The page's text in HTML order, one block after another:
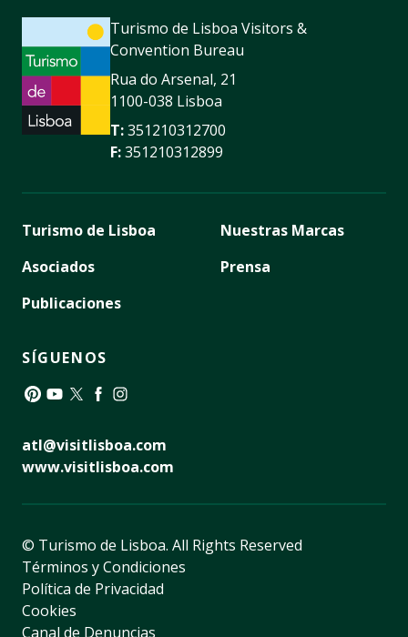
Turismo de Lisboa Visitors &
Convention Bureau
Rua do Arsenal, 21
1100-038 Lisboa
T:351210312700
F:351210312899
Turismo de Lisboa
Asociados
Publicaciones
Nuestras Marcas
Prensa
SÍGUENOS
atl@visitlisboa.com
www.visitlisboa.com
© Turismo de Lisboa. All Rights Reserved
Términos y Condiciones
Política de Privacidad
Cookies
Canal de Denuncias